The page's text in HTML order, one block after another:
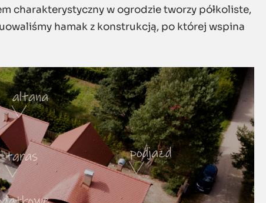
charakterystyczny w ogrodzie tworzy półkoliste,
hamak z konstrukcją, po której wspina